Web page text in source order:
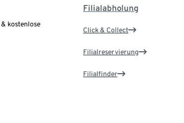
kostenlose
Filialabholung
Click & Collect
Filialreservierung
Filialfinder